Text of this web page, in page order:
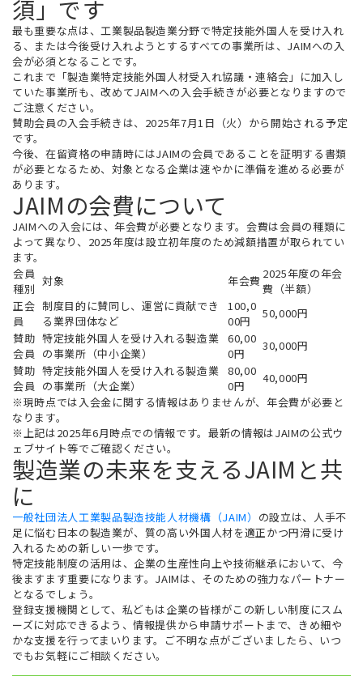
須」です
最も重要な点は、工業製品製造業分野で特定技能外国人を受け入れ
る、または今後受け入れようとするすべての事業所は、JAIMへの入
会が必須 となることです。
これまで「製造業特定技能外国人材受入れ協議・連絡会」に加入し
ていた事業所も、改めてJAIMへの入会手続きが必要となりますので
ご注意ください。
賛助会員の入会手続きは、2025年7月1日（火）から開始される予定
です。
今後、在留資格の申請時にはJAIMの会員であることを証明する書類
が必要となるため、対象となる企業は速やかに準備を進める必要が
あります。
JAIMの会費について
JAIMへの入会には、年会費が必要となります。会費は会員の種類に
よって異なり、2025年度は設立初年度のため減額措置が取られてい
ます。
会員
種別
対象 年会費 2025年度の年会
費（半額）
正会
員
制度目的に賛同し、運営に貢献でき
る業界団体など
100,0
00円
50,000円
賛助
会員
特定技能外国人を受け入れる製造業
の事業所（中小企業）
60,00
0円
30,000円
賛助
会員
特定技能外国人を受け入れる製造業
の事業所（大企業）
80,00
0円
40,000円
※現時点では入会金に関する情報はありませんが、年会費が必要と
なります。
※上記は2025年6月時点での情報です。最新の情報はJAIMの公式ウ
ェブサイト等でご確認ください。
製造業の未来を支えるJAIMと共
に
一般社団法人工業製品製造技能人材機構（JAIM） の設立は、人手不
足に悩む日本の製造業が、質の高い外国人材を適正かつ円滑に受け
入れるための新しい一歩です。
特定技能制度の活用は、企業の生産性向上や技術継承において、今
後ますます重要になります。JAIMは、そのための強力なパートナー
となるでしょう。
登録支援機関として、私どもは企業の皆様がこの新しい制度にスム
ーズに対応できるよう、情報提供から申請サポートまで、きめ細や
かな支援を行ってまいります。ご不明な点がございましたら、いつ
でもお気軽にご相談ください。